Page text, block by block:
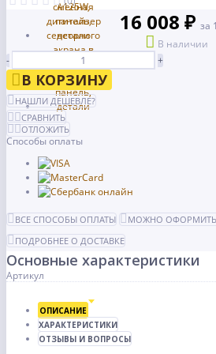
16 008 ₽ за
В наличии
-
+
В КОРЗИНУ
НАШЛИ ДЕШЕВЛЕ?
СРАВНИТЬ
ОТЛОЖИТЬ
Способы оплаты
ВСЕ СПОСОБЫ ОПЛАТЫ
МОЖНО ОФОРМИТЬ
ПОДРОБНЕЕ О ДОСТАВКЕ
Основные характеристики
Артикул
ОПИСАНИЕ
ХАРАКТЕРИСТИКИ
ОТЗЫВЫ И ВОПРОСЫ